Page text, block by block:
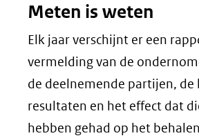
Meten is weten
Elk jaar verschijnt er een
vermelding van de
de deelnemende partijen, de
resultaten en het effect dat
hebben gehad op het